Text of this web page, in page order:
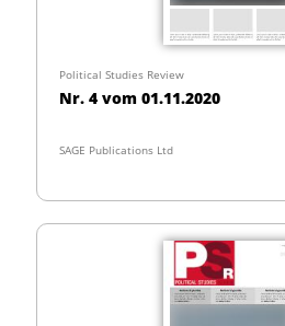
Political Studies Review
Nr. 4 vom 01.11.2020
SAGE Publications Ltd